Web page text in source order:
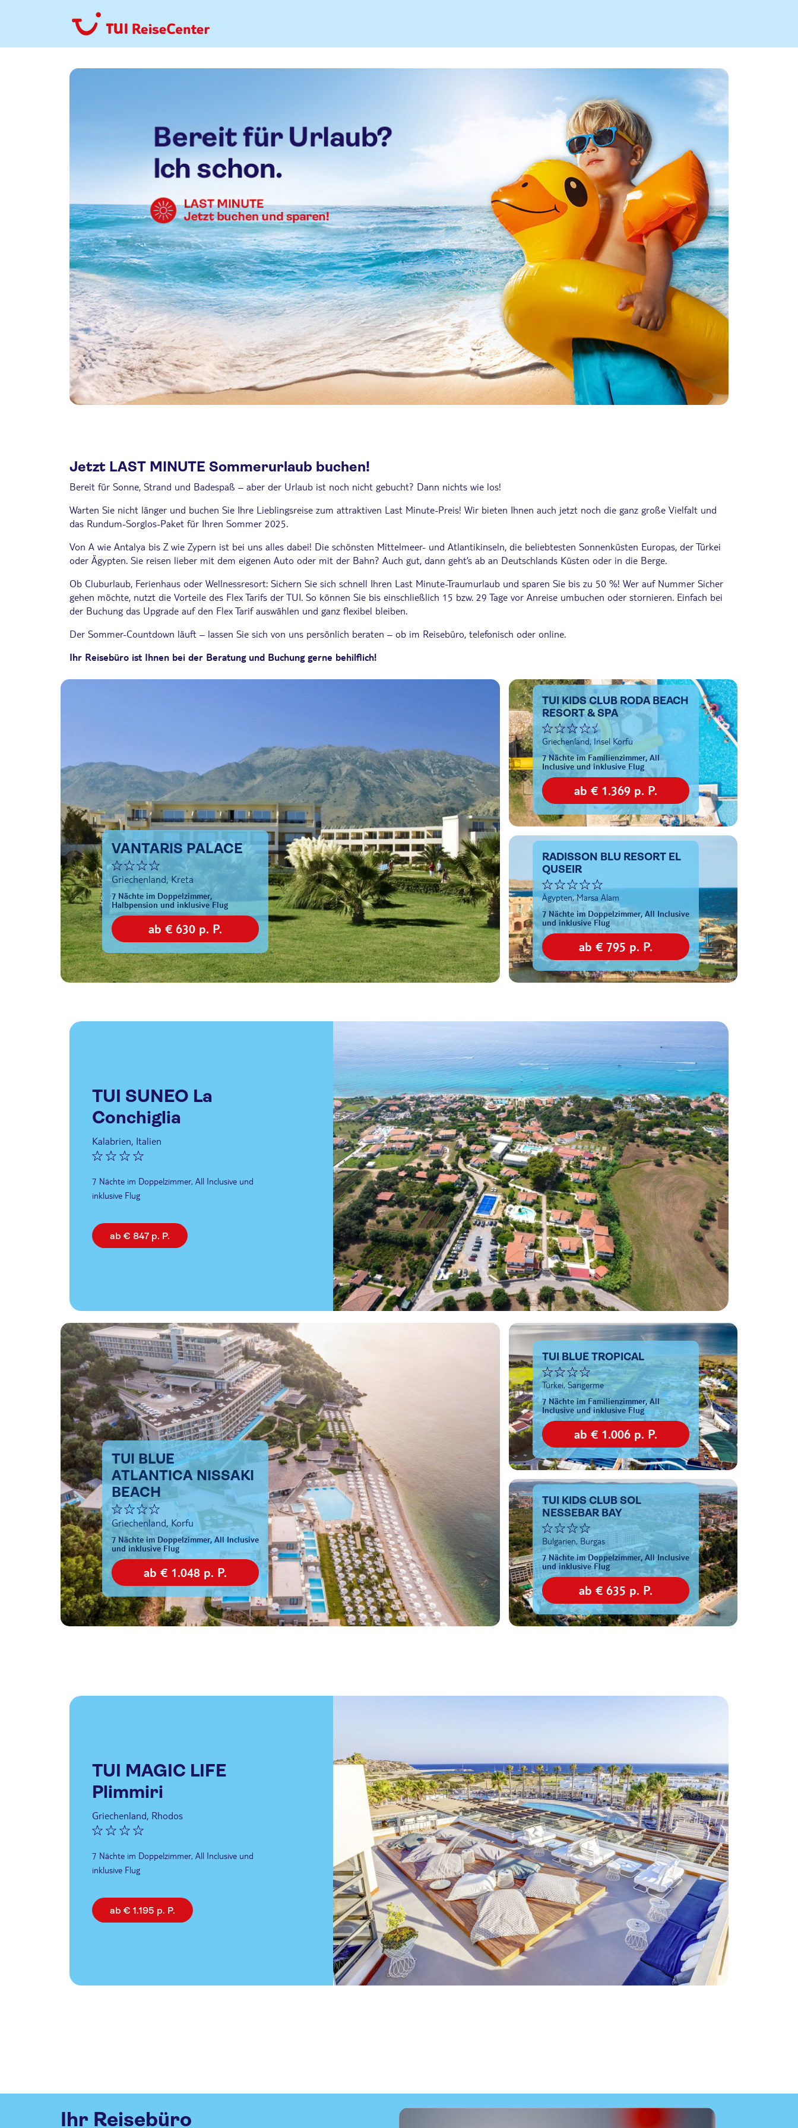
Jetzt LAST MINUTE Sommerurlaub buchen!
Bereit für Sonne, Strand und Badespaß – aber der Urlaub ist noch nicht gebucht? Dann nichts wie los!
Warten Sie nicht länger und buchen Sie Ihre Lieblingsreise zum attraktiven Last Minute-Preis! Wir bieten Ihnen auch jetzt noch die ganz große Vielfalt und
das Rundum-Sorglos-Paket für Ihren Sommer 2025.
Von A wie Antalya bis Z wie Zypern ist bei uns alles dabei! Die schönsten Mittelmeer- und Atlantikinseln, die beliebtesten Sonnenküsten Europas, der Türkei
oder Ägypten. Sie reisen lieber mit dem eigenen Auto oder mit der Bahn? Auch gut, dann geht’s ab an Deutschlands Küsten oder in die Berge.
Ob Cluburlaub, Ferienhaus oder Wellnessresort: Sichern Sie sich schnell Ihren Last Minute-Traumurlaub und sparen Sie bis zu 50 %! Wer auf Nummer Sicher
gehen möchte, nutzt die Vorteile des Flex Tarifs der TUI. So können Sie bis einschließlich 15 bzw. 29 Tage vor Anreise umbuchen oder stornieren. Einfach bei
der Buchung das Upgrade auf den Flex Tarif auswählen und ganz flexibel bleiben.
Der Sommer-Countdown läuft – lassen Sie sich von uns persönlich beraten – ob im Reisebüro, telefonisch oder online.
Ihr Reisebüro ist Ihnen bei der Beratung und Buchung gerne behilflich!
VANTARIS PALACE
Griechenland, Kreta
7 Nächte im Doppelzimmer,
Halbpension und inklusive Flug
ab € 630 p. P.
TUI KIDS CLUB RODA BEACH
RESORT & SPA
Griechenland, Insel Korfu
7 Nächte im Familienzimmer, All
Inclusive und inklusive Flug
ab € 1.369 p. P.
RADISSON BLU RESORT EL
QUSEIR
Ägypten, Marsa Alam
7 Nächte im Doppelzimmer, All Inclusive
und inklusive Flug
ab € 795 p. P.
TUI SUNEO La
Conchiglia
Kalabrien, Italien
7 Nächte im Doppelzimmer, All Inclusive und
inklusive Flug
ab € 847 p. P.
TUI BLUE
ATLANTICA NISSAKI
BEACH
Griechenland, Korfu
7 Nächte im Doppelzimmer, All Inclusive
und inklusive Flug
ab € 1.048 p. P.
TUI BLUE TROPICAL
Türkei, Sarigerme
7 Nächte im Familienzimmer, All
Inclusive und inklusive Flug
ab € 1.006 p. P.
TUI KIDS CLUB SOL
NESSEBAR BAY
Bulgarien, Burgas
7 Nächte im Doppelzimmer, All Inclusive
und inklusive Flug
ab € 635 p. P.
TUI MAGIC LIFE
Plimmiri
Griechenland, Rhodos
7 Nächte im Doppelzimmer, All Inclusive und
inklusive Flug
ab € 1.195 p. P.
Ihr Reisebüro